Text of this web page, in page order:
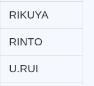
RIKUYA
RINTO
U.RUI